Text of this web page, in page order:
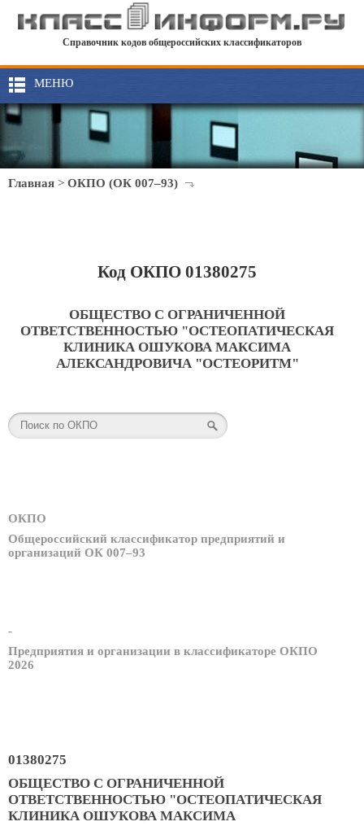
Справочник кодов общероссийских классификаторов
МЕНЮ
Главная > ОКПО (ОК 007–93)
Код ОКПО 01380275
ОБЩЕСТВО С ОГРАНИЧЕННОЙ
ОТВЕТСТВЕННОСТЬЮ "ОСТЕОПАТИЧЕСКАЯ
КЛИНИКА ОШУКОВА МАКСИМА
АЛЕКСАНДРОВИЧА "ОСТЕОРИТМ"
ОКПО
Общероссийский классификатор предприятий и
организаций ОК 007–93
-
Предприятия и организации в классификаторе ОКПО
2026
01380275
ОБЩЕСТВО С ОГРАНИЧЕННОЙ
ОТВЕТСТВЕННОСТЬЮ "ОСТЕОПАТИЧЕСКАЯ
КЛИНИКА ОШУКОВА МАКСИМА